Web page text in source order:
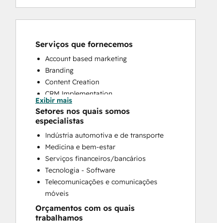
Serviços que fornecemos
Account based marketing
Branding
Content Creation
CRM Implementation
CRM Migration
Customer Survey and Analysis
Email Marketing
Full Inbound Marketing Services
HubSpot Onboarding
Paid Advertising
Sales and Marketing Alignment
Sales Enablement
Search Engine Optimization
Social Media
Exibir mais
Setores nos quais somos
especialistas
Indústria automotiva e de transporte
Medicina e bem-estar
Serviços financeiros/bancários
Tecnologia - Software
Telecomunicações e comunicações
móveis
Orçamentos com os quais
trabalhamos